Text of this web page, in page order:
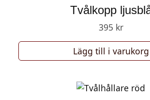
Tvålkopp
395 kr
Lägg till i varukorg